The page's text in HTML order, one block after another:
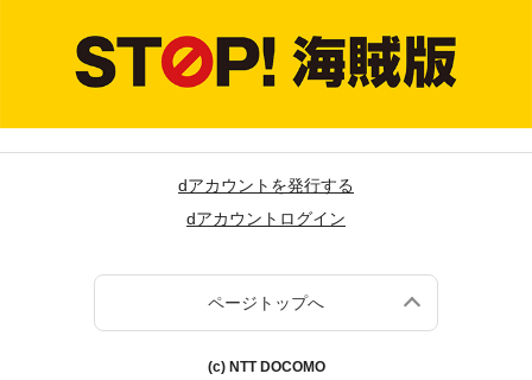
dアカウントを発行する
dアカウントログイン
ページトップへ
(c) NTT DOCOMO